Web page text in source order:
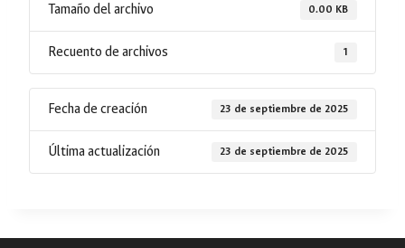
Tamaño del archivo 0.00 KB
Recuento de archivos 1
Fecha de creación 23 de septiembre de 2025
Última actualización 23 de septiembre de 2025